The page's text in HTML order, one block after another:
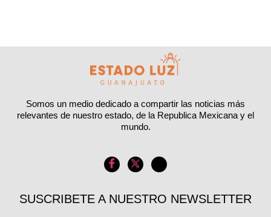
Somos un medio dedicado a compartir las noticias más
relevantes de nuestro estado, de la Republica Mexicana y el
mundo.
SUSCRIBETE A NUESTRO NEWSLETTER